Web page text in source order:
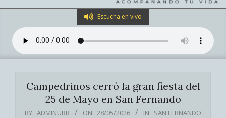
Navigation
Menu
Escucha en vivo
Campedrinos cerró la gran fiesta del
25 de Mayo en San Fernando
BY: ADMINURB ON: 28/05/2026 IN: SAN FERNANDO